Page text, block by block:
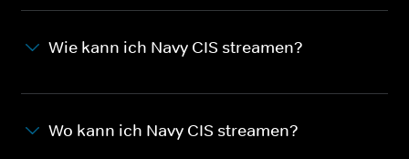
Wie kann ich Navy CIS streamen?
Wo kann ich Navy CIS streamen?